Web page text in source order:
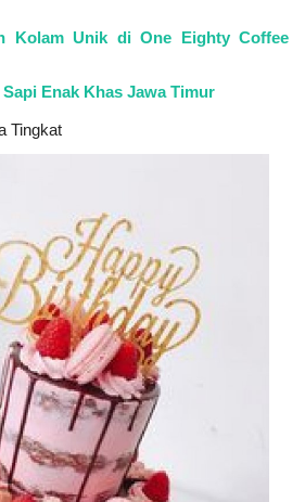
Kolam Unik di One Eighty Coffee
Enak Khas Jawa Timur
Tingkat